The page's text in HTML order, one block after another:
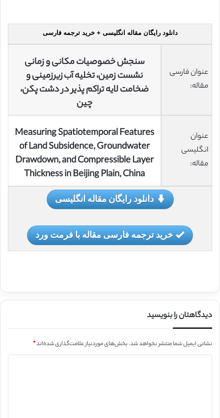
دانلود رایگان مقاله انگلیسی + خرید ترجمه فارسی
عنوان فارسی
مقاله:
سنجش خصوصیات مکانی و زمانی
نشست زمین، تخلیه آب زیرزمینی و
ضخامت لایه تراکم پذیر در دشت پکن،
چین
عنوان
انگلیسی
مقاله:
Measuring Spatiotemporal Features
of Land Subsidence, Groundwater
Drawdown, and Compressible Layer
Thickness in Beijing Plain, China
دانلود رایگان مقاله انگلیسی
خرید ترجمه فارسی مقاله با فرمت ورد
دیدگاهتان را بنویسید
نشانی ایمیل شما منتشر نخواهد شد.بخش‌های موردنیاز علامت‌گذاری شده‌اند*